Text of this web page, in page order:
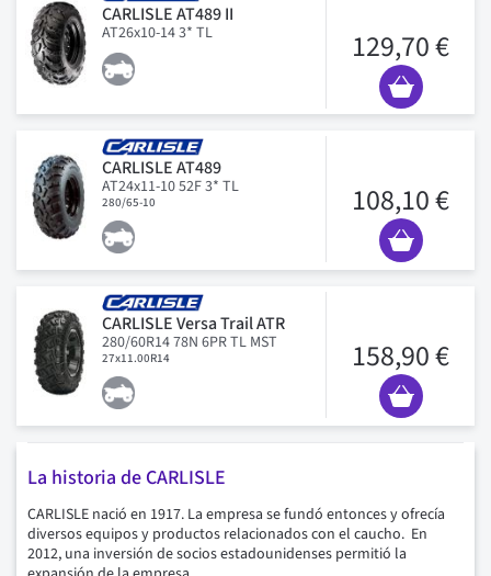
CARLISLE AT489 II
AT26x10-14 3* TL 129,70 €
CARLISLE AT489
AT24x11-10 52F 3* TL
280/65-10 108,10 €
CARLISLE Versa Trail ATR
280/60R14 78N 6PR TL MST
27x11.00R14 158,90 €
La historia de CARLISLE
CARLISLE nació en 1917. La empresa se fundó entonces y ofrecía
diversos equipos y productos relacionados con el caucho. En
2012, una inversión de socios estadounidenses permitió la